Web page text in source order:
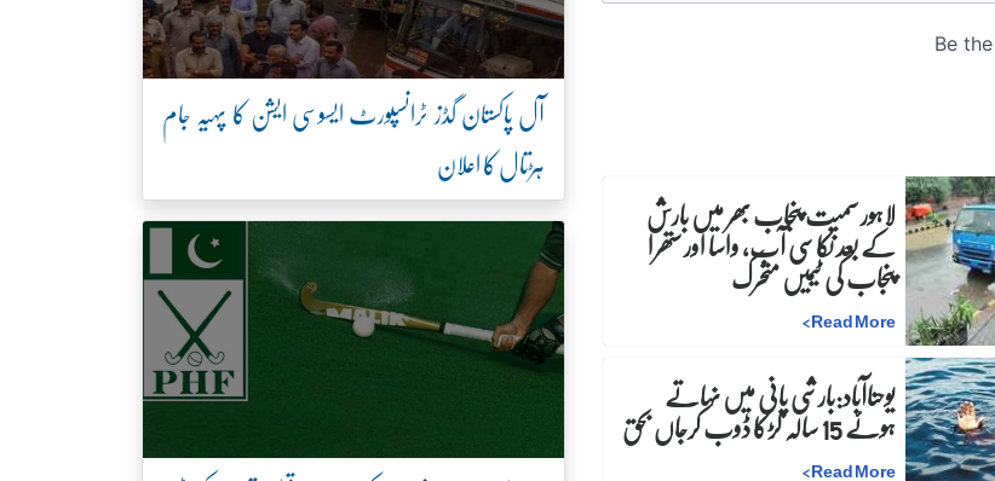
لاہور سمیت پنجاب بھر میں بارش
کے بعد نکاسی آب، واسا اور ستھرا
پنجاب کی ٹیمیں متحرک
Read More
>
یوحناآباد:بارشی پانی میں نہاتے
ہوئے 15 سالہ لڑکا ڈوب کرجاں بحق
Read More
>
آل پاکستان گڈز ٹرانسپورٹ ایسوسی ایشن کا پہیہ جام
ہڑتال کا اعلان